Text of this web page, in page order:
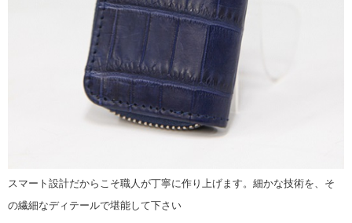
スマート設計だからこそ職人が丁寧に作り上げます。細かな技術を、そ
の繊細なディテールで堪能して下さい